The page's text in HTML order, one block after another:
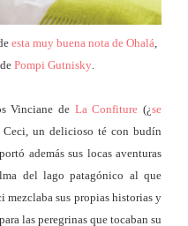
esta muy buena nota de Ohalá
Pompi Gutnisky.
Vinciane de La Confiture (¿se
Ceci, un delicioso té con budín
además sus locas aventuras
del lago patagónico al que
mezclaba sus propias historias y
las peregrinas que tocaban su